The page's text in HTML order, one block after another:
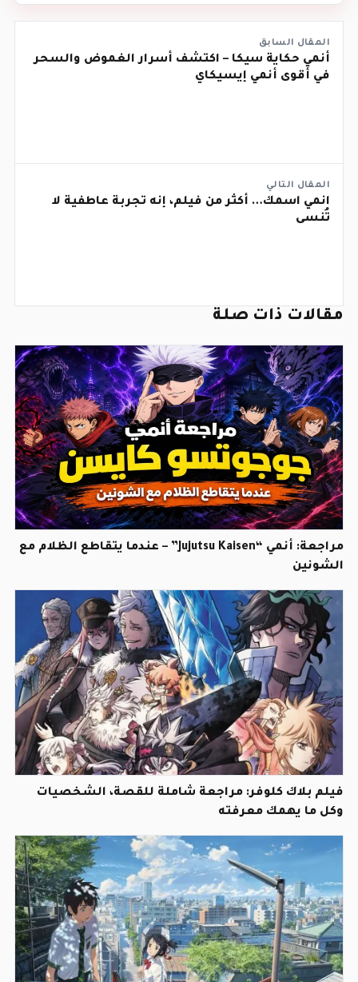
المقال السابق
أنمي حكاية سيكا – اكتشف أسرار الغموض والسحر
في أقوى أنمي إيسيكاي
المقال التالي
انمي اسمك… أكثر من فيلم، إنه تجربة عاطفية لا
تُنسى
مقالات ذات صلة
مراجعة: أنمي “Jujutsu Kaisen” – عندما يتقاطع الظلام مع
الشونين
فيلم بلاك كلوفر: مراجعة شاملة للقصة، الشخصيات
وكل ما يهمك معرفته